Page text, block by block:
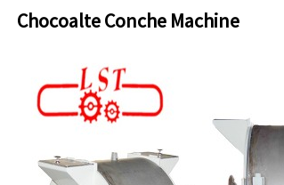
Chocoalte Conche Machine